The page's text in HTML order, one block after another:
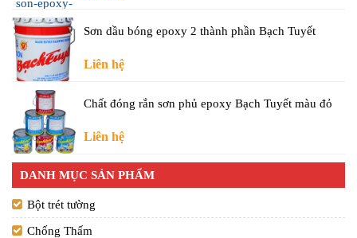
Sơn dầu bóng epoxy 2 thành phần Bạch Tuyết
Liên hệ
Chất đóng rắn sơn phủ epoxy Bạch Tuyết màu đỏ
Liên hệ
DANH MỤC SẢN PHẨM
Bột trét tường
Chống Thấm